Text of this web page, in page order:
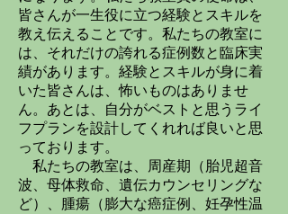
皆さんが一生役に立つ経験とスキルを
教え伝えることです。私たちの教室に
は、それだけの誇れる症例数と臨床実
績があります。経験とスキルが身に着
いた皆さんは、怖いものはありませ
ん。あとは、自分がベストと思うライ
フプランを設計してくれれば良いと思
っております。
私たちの教室は、周産期（胎児超音
波、母体救命、遺伝カウンセリングな
ど）、腫瘍（膨大な癌症例、妊孕性温